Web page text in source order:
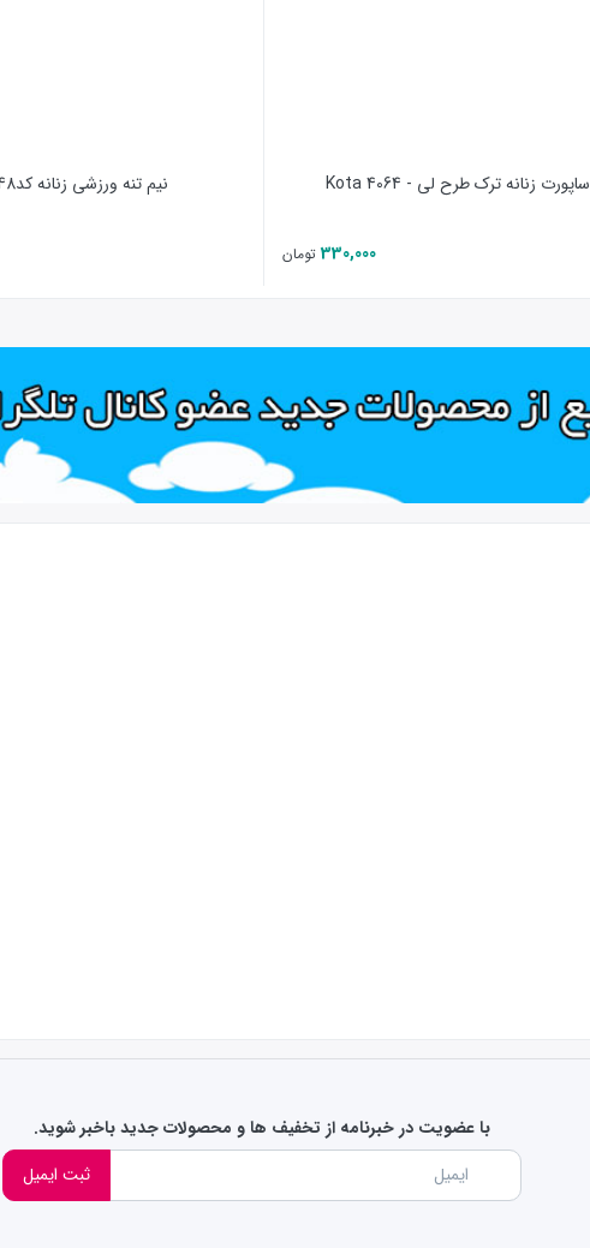
ساپورت زنانه ترک طرح لی - 4064 Kota
330,000 تومان
نیم تنه ورزشی زنانه کد20048
با عضویت در خبرنامه از تخفیف ها و محصولات جدید باخبر شوید.
ثبت ایمیل